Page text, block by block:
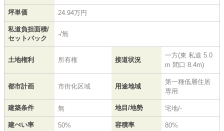
坪単価 24.94万円
私道負担面積/
セットバック
-/無
土地権利 所有権 接道状況
一方(東 私道 5.0
m 間口 8.4m)
都市計画 市街化区域 用途地域
第一種低層住居
専用
建築条件 無 地目/地勢 宅地/-
建ぺい率 50% 容積率 80%